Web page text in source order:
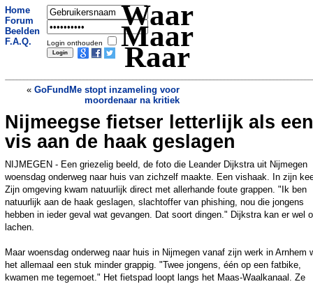
Home
Forum
Beelden
F.A.Q.
Login onthouden
Waar
Maar
Raar
« GoFundMe stopt inzameling voor
moordenaar na kritiek
Monteur knipt stroomkabel van flitspaal
in Zevenhuizen door, maar bekeuringen
blijven komen»
Nijmeegse fietser letterlijk als een
vis aan de haak geslagen
NIJMEGEN - Een griezelig beeld, de foto die Leander Dijkstra uit Nijmegen
woensdag onderweg naar huis van zichzelf maakte. Een vishaak. In zijn
Zijn omgeving kwam natuurlijk direct met allerhande foute grappen. "Ik ben
natuurlijk aan de haak geslagen, slachtoffer van phishing, nou die jongens
hebben in ieder geval wat gevangen. Dat soort dingen." Dijkstra kan er wel
lachen.
Maar woensdag onderweg naar huis in Nijmegen vanaf zijn werk in Arnhem
het allemaal een stuk minder grappig. "Twee jongens, één op een fatbike,
kwamen me tegemoet." Het fietspad loopt langs het Maas-Waalkanaal. Ze